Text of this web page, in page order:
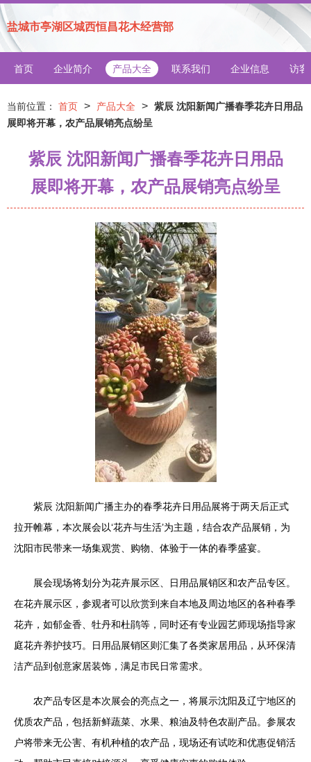
盐城市亭湖区城西恒昌花木经营部
首页 企业简介 产品大全 联系我们 企业信息 访客
当前位置： 首页 > 产品大全 > 紫辰 沈阳新闻广播春季花卉日用品
展即将开幕，农产品展销亮点纷呈
紫辰 沈阳新闻广播春季花卉日用品
展即将开幕，农产品展销亮点纷呈
紫辰 沈阳新闻广播主办的春季花卉日用品展将于两天后正式
拉开帷幕，本次展会以‘花卉与生活’为主题，结合农产品展销，为
沈阳市民带来一场集观赏、购物、体验于一体的春季盛宴。
展会现场将划分为花卉展示区、日用品展销区和农产品专区。
在花卉展示区，参观者可以欣赏到来自本地及周边地区的各种春季
花卉，如郁金香、牡丹和杜鹃等，同时还有专业园艺师现场指导家
庭花卉养护技巧。日用品展销区则汇集了各类家居用品，从环保清
洁产品到创意家居装饰，满足市民日常需求。
农产品专区是本次展会的亮点之一，将展示沈阳及辽宁地区的
优质农产品，包括新鲜蔬菜、水果、粮油及特色农副产品。参展农
户将带来无公害、有机种植的农产品，现场还有试吃和优惠促销活